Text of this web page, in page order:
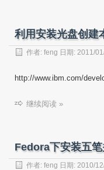
利用安装光盘创建
作者: feng 日期: 2011/
http://www.ibm.com/
继续阅读 »
Fedora下安装五
作者: feng 日期: 2010/